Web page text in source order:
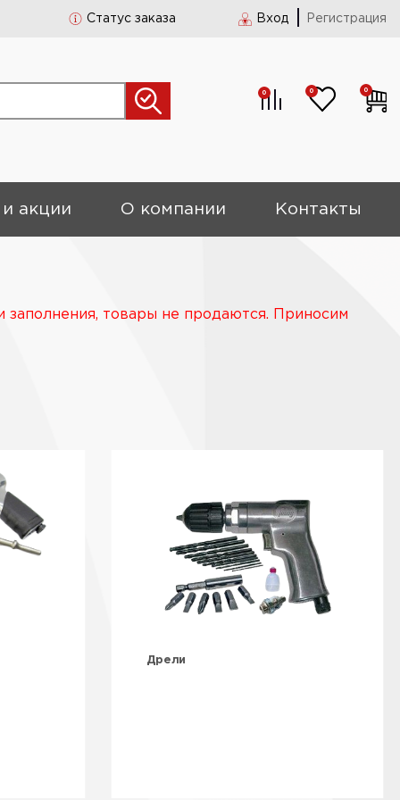
Статус заказа Вход Регистрация
0 0 0
акции О компании Контакты
заполнения, товары не продаются. Приносим
Дрели